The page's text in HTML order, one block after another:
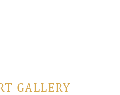
GALLERY